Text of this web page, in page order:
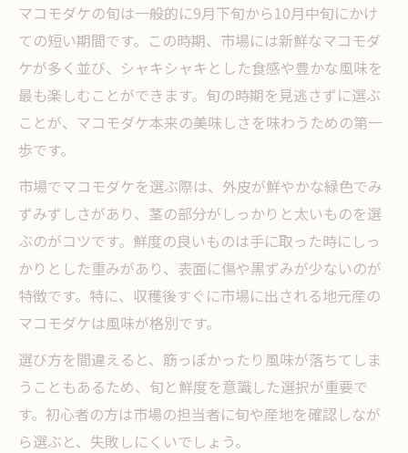
プ
産地直送マコモダケの保存時に気をつけた
い点
市場で失敗しないマコモダケ選びのコツ
マコモが体にいい理由と注目の栄養素解説
デトックスに役立つマコモダケの食物繊維
パワー
マコモで腸内環境改善を目指す活用ポイン
ト
マコモダケを毎日手軽に取り入れるおすす
め方法
健康志向の方に嬉しいマコモの免疫サポー
マコモダケの旬は一般的に9月下旬から10月中旬にかけ
ての短い期間です。この時期、市場には新鮮なマコモダ
ケが多く並び、シャキシャキとした食感や豊かな風味を
最も楽しむことができます。旬の時期を見逃さずに選ぶ
ことが、マコモダケ本来の美味しさを味わうための第一
歩です。
市場でマコモダケを選ぶ際は、外皮が鮮やかな緑色でみ
ずみずしさがあり、茎の部分がしっかりと太いものを選
ぶのがコツです。鮮度の良いものは手に取った時にしっ
かりとした重みがあり、表面に傷や黒ずみが少ないのが
特徴です。特に、収穫後すぐに市場に出される地元産の
マコモダケは風味が格別です。
選び方を間違えると、筋っぽかったり風味が落ちてしま
うこともあるため、旬と鮮度を意識した選択が重要で
す。初心者の方は市場の担当者に旬や産地を確認しなが
ら選ぶと、失敗しにくいでしょう。